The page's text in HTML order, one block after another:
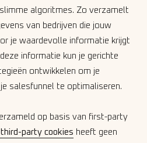
algoritmes. Zo verzamelt
van bedrijven die jouw
je waardevolle informatie krijgt
informatie kun je gerichte
ontwikkelen om je
salesfunnel te optimaliseren.
op basis van first-party
party cookies heeft geen